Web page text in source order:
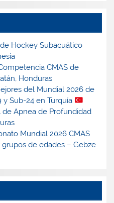
Hockey Subacuático
CMAS de
Honduras
del Mundial 2026 de
y Sub-24 en Turquía
Apnea de Profundidad
Mundial 2026 CMAS
de edades – Gebze